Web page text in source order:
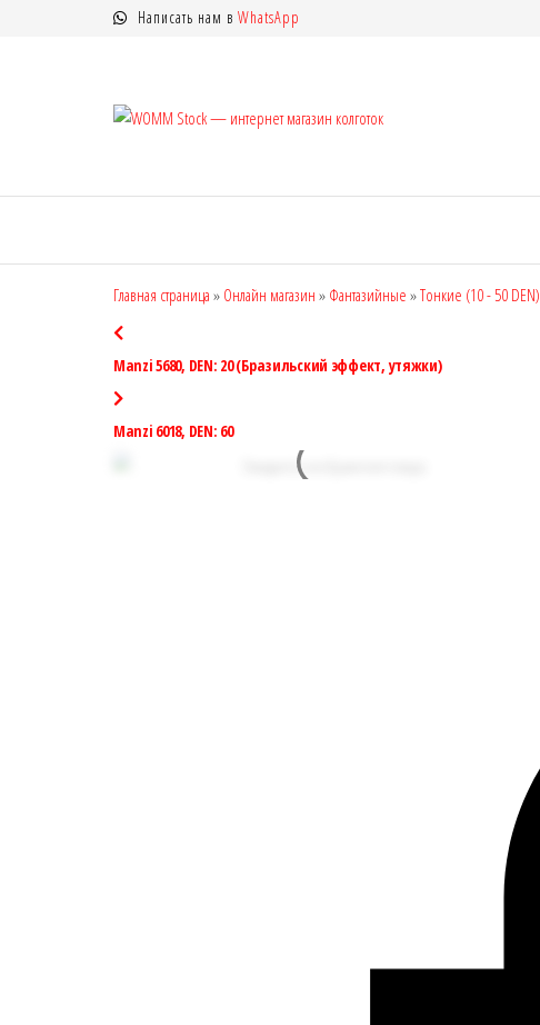
Написать нам в WhatsApp
интернет
колготок
Главная страница » Онлайн магазин » Фантазийные »Тонкие (10 - 50 DEN)
Manzi 5680, DEN: 20 (Бразильский эффект, утяжки)
Manzi 6018, DEN: 60